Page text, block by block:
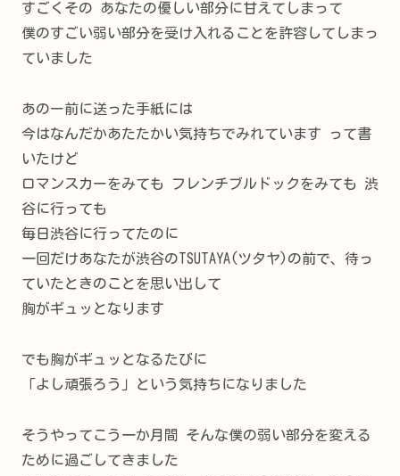
すごくその あなたの優しい部分に甘えてしまって
僕のすごい弱い部分を受け入れることを許容してしまっ
ていました
あのー前に送った手紙には
今はなんだかあたたかい気持ちでみれています って書
いたけど
ロマンスカーをみても フレンチブルドックをみても 渋
谷に行っても
毎日渋谷に行ってたのに
一回だけあなたが渋谷のTSUTAYA(ツタヤ)の前で、待っ
ていたときのことを思い出して
胸がギュッとなります
でも胸がギュッとなるたびに
「よし頑張ろう」という気持ちになりました
そうやってこう一か月間 そんな僕の弱い部分を変える
ために過ごしてきました